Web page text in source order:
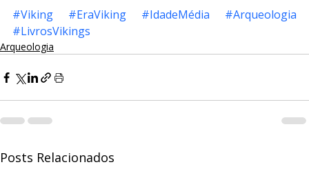
#Viking #EraViking #IdadeMédia
#Arqueologia
#LivrosVikings
Arqueologia
Posts Relacionados